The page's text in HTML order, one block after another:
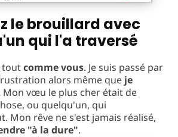
le brouillard avec
qui l'a traversé
toutcomme vous. Je suis passé par
alors même que je
Mon vœu le plus cher était de
ou quelqu'un, qui
Mon rêve ne s'est jamais réalisé,
"à la dure".